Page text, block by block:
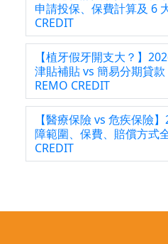
申請投保、保費計算及 6
CREDIT
【植牙假牙開支大？】
津貼補貼 vs 簡易分期貸款
REMO CREDIT
【醫療保險 vs 危疾保險
障範圍、保費、賠償方式
CREDIT